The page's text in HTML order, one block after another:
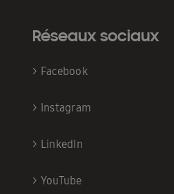
Réseaux sociaux
> Facebook
> Instagram
> LinkedIn
> YouTube